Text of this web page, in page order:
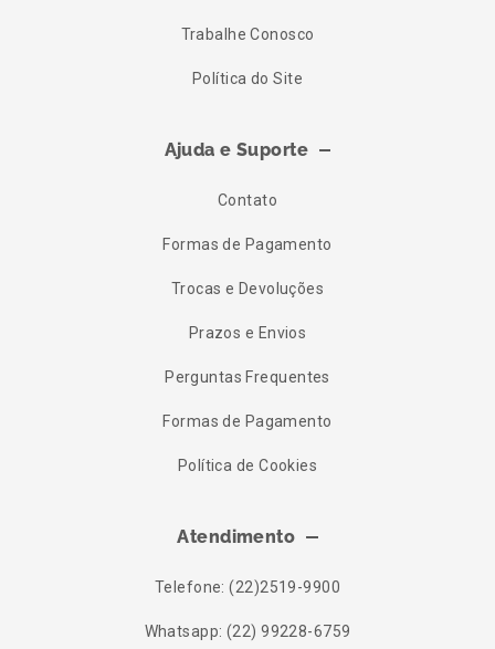
Trabalhe Conosco
Política do Site
Ajuda e Suporte
Contato
Formas de Pagamento
Trocas e Devoluções
Prazos e Envios
Perguntas Frequentes
Formas de Pagamento
Política de Cookies
Atendimento
Telefone: (22)2519-9900
Whatsapp: (22) 99228-6759